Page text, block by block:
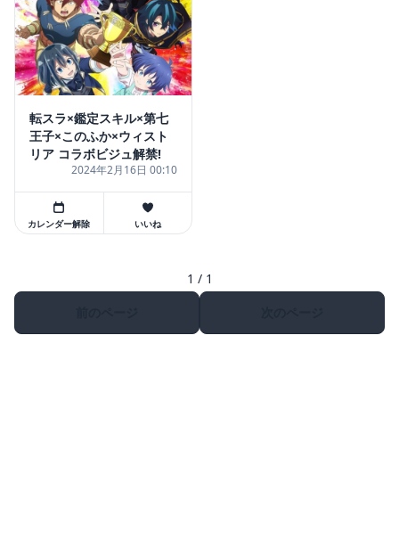
転スラ×鑑定スキル×第七
王子×このふか×ウィスト
リア コラボビジュ解禁!
2024年2月16日 00:10
カレンダー解除 いいね
1 / 1